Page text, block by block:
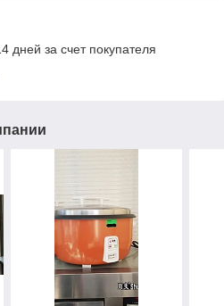
дней за счет покупателя